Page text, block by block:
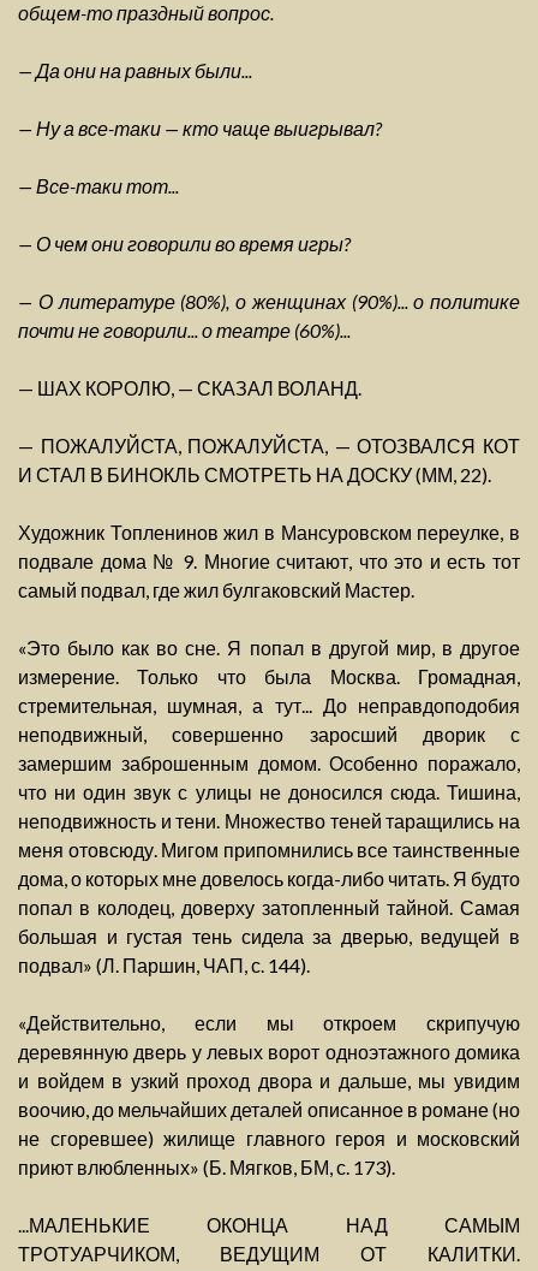
общем-то праздный вопрос.
— Да они на равных были...
— Ну а все-таки — кто чаще выигрывал?
— Все-таки тот...
— О чем они говорили во время игры?
— О литературе (80%), о женщинах (90%)... о политике
почти не говорили... о театре (60%)...
— ШАХ КОРОЛЮ, — СКАЗАЛ ВОЛАНД.
— ПОЖАЛУЙСТА, ПОЖАЛУЙСТА, — ОТОЗВАЛСЯ КОТ
И СТАЛ В БИНОКЛЬ СМОТРЕТЬ НА ДОСКУ (ММ, 22).
Художник Топленинов жил в Мансуровском переулке, в
подвале дома № 9. Многие считают, что это и есть тот
самый подвал, где жил булгаковский Мастер.
«Это было как во сне. Я попал в другой мир, в другое
измерение. Только что была Москва. Громадная,
стремительная, шумная, а тут... До неправдоподобия
неподвижный, совершенно заросший дворик с
замершим заброшенным домом. Особенно поражало,
что ни один звук с улицы не доносился сюда. Тишина,
неподвижность и тени. Множество теней таращились на
меня отовсюду. Мигом припомнились все таинственные
дома, о которых мне довелось когда-либо читать. Я будто
попал в колодец, доверху затопленный тайной. Самая
большая и густая тень сидела за дверью, ведущей в
подвал» (Л. Паршин, ЧАП, с. 144).
«Действительно, если мы откроем скрипучую
деревянную дверь у левых ворот одноэтажного домика
и войдем в узкий проход двора и дальше, мы увидим
воочию, до мельчайших деталей описанное в романе (но
не сгоревшее) жилище главного героя и московский
приют влюбленных» (Б. Мягков, БМ, с. 173).
...МАЛЕНЬКИЕ ОКОНЦА НАД САМЫМ
ТРОТУАРЧИКОМ, ВЕДУЩИМ ОТ КАЛИТКИ.